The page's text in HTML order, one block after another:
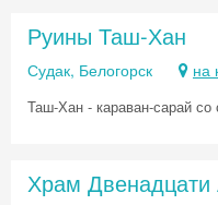
Руины Таш-Хан
Судак, Белогорск на
Таш-Хан - караван-сарай
Храм Двенадцати